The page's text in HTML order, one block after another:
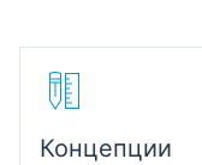
Концепции